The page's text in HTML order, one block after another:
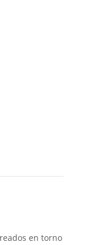
en torno